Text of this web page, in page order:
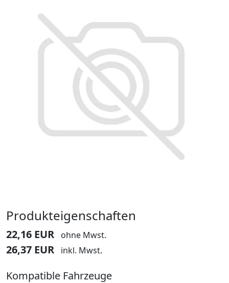
Produkteigenschaften
22,16 EUR ohne Mwst.
26,37 EUR inkl. Mwst.
Kompatible Fahrzeuge